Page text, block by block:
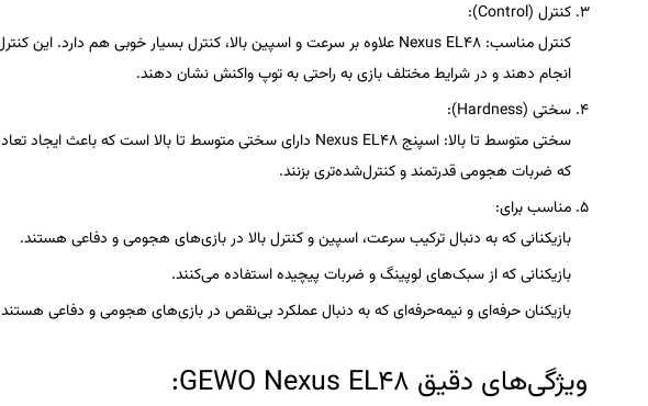
کنترل (Control)
:
کنترل مناسب:
Nexus EL48 علاوه بر سرعت و اسپین بالا، کنترل بسیار خوبی هم دارد. این
انجام دهند و در شرایط مختلف بازی به راحتی به توپ واکنش نشان دهند.
سختی (Hardness)
:
سختی متوسط تا بالا: اسپنجNexus EL48 دارای سختی متوسط تا بالا است که باعث ایجاد
که ضربات هجومی قدرتمند و کنترل‌شده‌تری بزنند.
مناسب برای:
بازیکنانی که به دنبال ترکیبسرعت، اسپینوکنترلبالا در بازی‌های هجومی و دفاعی هستند.
بازیکنانی که ازسبک‌های لوپینگو ضربات پیچیده استفاده می‌کنند.
بازیکنان حرفه‌ای و نیمه‌حرفه‌ایکه به دنبال عملکرد بی‌نقص در بازی‌های هجومی و دفاعی
ویژگی‌های دقیق GEWO Nexus EL48
: